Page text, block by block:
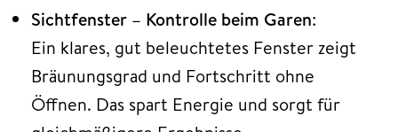
Sichtfenster – Kontrolle beim Garen:
Ein klares, gut beleuchtetes Fenster zeigt
Bräunungsgrad und Fortschritt ohne
Öffnen. Das spart Energie und sorgt für